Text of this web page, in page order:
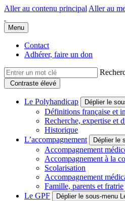
Aller au contenu principal Aller au
Groupe Polyhandicap France
Faire connaître et reconnaître les
Menu
Contact
Adhérer, faire un don
Contraste élevé
Le Polyhandicap Déplier le
Définitions française et
Recherche, expertise et
Historique
L’accompagnement
Déplier le
Accompagnement
Accompagnement à la
Scolarisation
Accompagnement
Famille, parents et fratrie
Le GPF
Déplier le sous-menu